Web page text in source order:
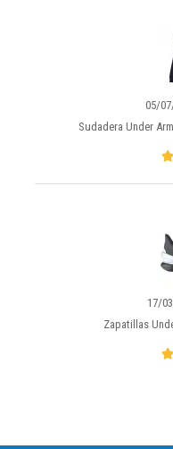
05/
Sudadera Under
17/
Zapatillas